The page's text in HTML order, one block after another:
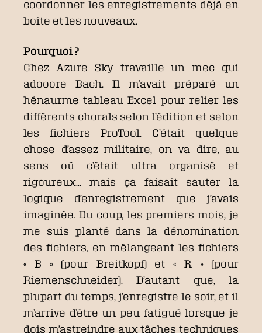
coordonner les enregistrements déjà en
boîte et les nouveaux.
Pourquoi ?
Chez Azure Sky travaille un mec qui
adooore Bach. Il m’avait préparé un
hénaurme tableau Excel pour relier les
différents chorals selon l’édition et selon
les fichiers ProTool. C’était quelque
chose d’assez militaire, on va dire, au
sens où c’était ultra organisé et
rigoureux… mais ça faisait sauter la
logique d’enregistrement que j’avais
imaginée. Du coup, les premiers mois, je
me suis planté dans la dénomination
des fichiers, en mélangeant les fichiers
« B » (pour Breitkopf) et « R » (pour
Riemenschneider). D’autant que, la
plupart du temps, j’enregistre le soir, et il
m’arrive d’être un peu fatigué lorsque je
dois m’astreindre aux tâches techniques